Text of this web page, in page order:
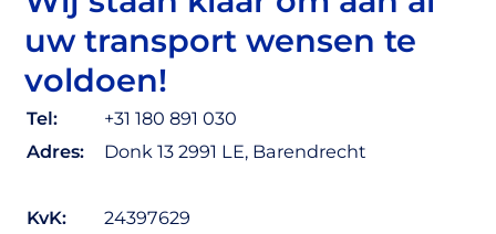
uw transport wensen te
voldoen!
Tel:
+31 180 891 030
Adres:
Donk 13 2991 LE, Barendrecht
KvK: 24397629